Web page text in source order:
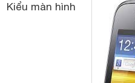
Kiểu màn hình